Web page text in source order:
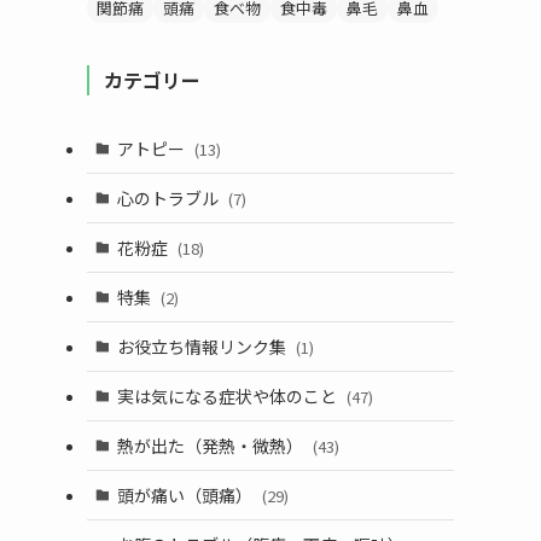
関節痛 頭痛 食べ物 食中毒 鼻毛 鼻血
カテゴリー
アトピー (13)
心のトラブル (7)
花粉症 (18)
特集 (2)
お役立ち情報リンク集 (1)
実は気になる症状や体のこと (47)
熱が出た（発熱・微熱） (43)
頭が痛い（頭痛） (29)